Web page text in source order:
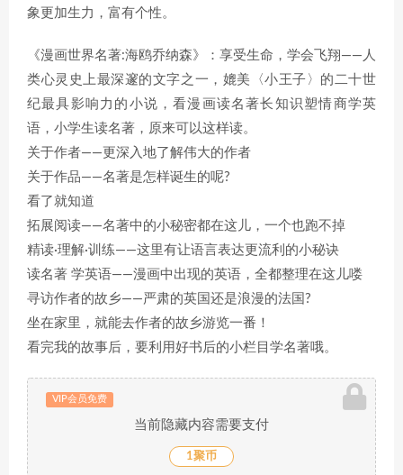
象更加生力，富有个性。
《漫画世界名著:海鸥乔纳森》：享受生命，学会飞翔——人
类心灵史上最深邃的文字之一，媲美〈小王子〉的二十世
纪最具影响力的小说，看漫画读名著长知识塑情商学英
语，小学生读名著，原来可以这样读。
关于作者——更深入地了解伟大的作者
关于作品——名著是怎样诞生的呢?
看了就知道
拓展阅读——名著中的小秘密都在这儿，一个也跑不掉
精读·理解·训练——这里有让语言表达更流利的小秘诀
读名著 学英语——漫画中出现的英语，全都整理在这儿喽
寻访作者的故乡——严肃的英国还是浪漫的法国?
坐在家里，就能去作者的故乡游览一番！
看完我的故事后，要利用好书后的小栏目学名著哦。
VIP会员免费
当前隐藏内容需要支付
1聚币